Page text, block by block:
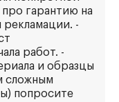
гарантию на
рекламации. -
работ. -
и образцы
сложным
попросите